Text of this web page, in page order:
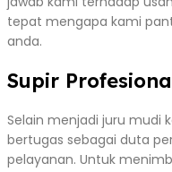
tepat mengapa kami
anda.
Supir
Selain menjadi juru mudi
bertugas sebagai duta
pelayanan. Untuk